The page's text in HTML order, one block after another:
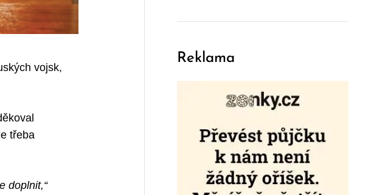
vojsk,
třeba
doplnit,“
Reklama